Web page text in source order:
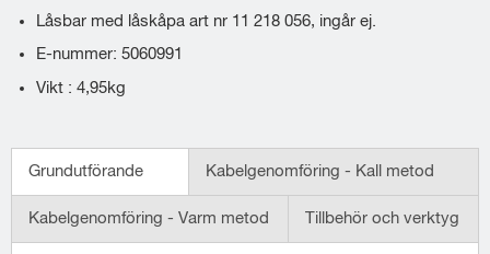
Låsbar med låskåpa art nr 11 218 056, ingår ej.
E-nummer: 5060991
Vikt : 4,95kg
Grundutförande Kabelgenomföring - Kall metod
Kabelgenomföring - Varm metod Tillbehör och verktyg